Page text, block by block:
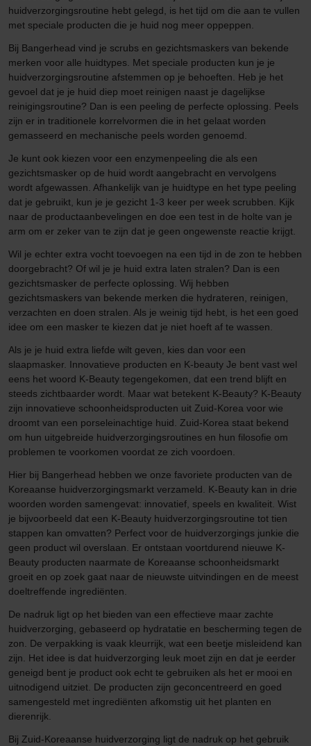
huidverzorgingsroutine hebt gelegd, is het tijd om die aan te vullen
met speciale producten die je huid nog meer oppeppen.
Bij Bangerhead vind je scrubs en gezichtsmaskers van bekende
merken voor alle huidtypes. Met speciale producten kun je je
huidverzorgingsroutine afstemmen op je behoeften. Heb je het
gevoel dat je je huid diep moet reinigen naast je dagelijkse
reinigingsroutine? Dan is een peeling de perfecte oplossing. Peels
zijn er in traditionele korrelvormen die in het gelaat worden
gemasseerd en mechanische peels worden genoemd.
Je kunt ook kiezen voor een enzymenpeeling die als een
gezichtsmasker op de huid wordt aangebracht en vervolgens
wordt afgewassen. Afhankelijk van je huidtype en het type peeling
dat je gebruikt, kun je je gezicht 1-3 keer per week scrubben. Kijk
naar de productaanbevelingen en doe een test in de holte van je
arm om er zeker van te zijn dat je geen ongewenste reactie krijgt.
Wil je echter extra vocht toevoegen na een tijd in de zon te hebben
doorgebracht? Of wil je je huid extra laten stralen? Dan is een
gezichtsmasker de perfecte oplossing. Wij hebben
gezichtsmaskers van bekende merken die hydrateren, reinigen,
verzachten en doen stralen. Als je weinig tijd hebt, is het een goed
idee om een masker te kiezen dat je niet hoeft af te wassen.
Als je je huid extra liefde wilt geven, kies dan voor een
slaapmasker. Innovatieve producten en K-beauty Je bent vast wel
eens het woord K-Beauty tegengekomen, dat een trend blijft en
steeds zichtbaarder wordt. Maar wat betekent K-Beauty? K-Beauty
zijn innovatieve schoonheidsproducten uit Zuid-Korea voor wie
droomt van een porseleinachtige huid. Zuid-Korea staat bekend
om hun uitgebreide huidverzorgingsroutines en hun filosofie om
problemen te voorkomen voordat ze zich voordoen.
Hier bij Bangerhead hebben we onze favoriete producten van de
Koreaanse huidverzorgingsmarkt verzameld. K-Beauty kan in drie
woorden worden samengevat: innovatief, speels en kwaliteit. Wist
je bijvoorbeeld dat een K-Beauty huidverzorgingsroutine tot tien
stappen kan omvatten? Perfect voor de huidverzorgings junkie die
geen product wil overslaan. Er ontstaan voortdurend nieuwe K-
Beauty producten naarmate de Koreaanse schoonheidsmarkt
groeit en op zoek gaat naar de nieuwste uitvindingen en de meest
doeltreffende ingrediënten.
De nadruk ligt op het bieden van een effectieve maar zachte
huidverzorging, gebaseerd op hydratatie en bescherming tegen de
zon. De verpakking is vaak kleurrijk, wat een beetje misleidend kan
zijn. Het idee is dat huidverzorging leuk moet zijn en dat je eerder
geneigd bent je product ook echt te gebruiken als het er mooi en
uitnodigend uitziet. De producten zijn geconcentreerd en goed
samengesteld met ingrediënten afkomstig uit het planten en
dierenrijk.
Bij Zuid-Koreaanse huidverzorging ligt de nadruk op het gebruik